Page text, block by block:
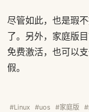
尽管如此，也是瑕
了。另外，家庭版
免费激活，也可以
假。
#Linux #uos #家庭版